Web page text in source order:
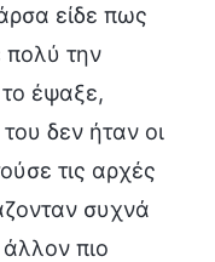
είδε πως
την
έψαξε,
δεν ήταν οι
τις αρχές
συχνά
πιο